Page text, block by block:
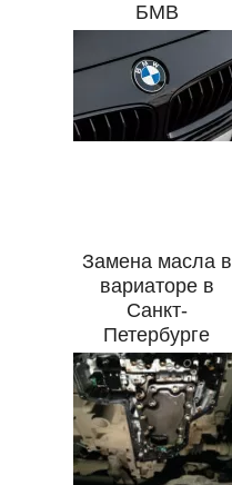
БМВ
Замена масла в
вариаторе в
Санкт-
Петербурге